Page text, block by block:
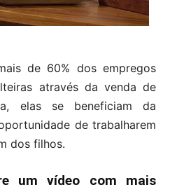
de 60% dos empregos
através da venda de
elas se beneficiam da
de trabalharem
dos filhos.
um vídeo com mais